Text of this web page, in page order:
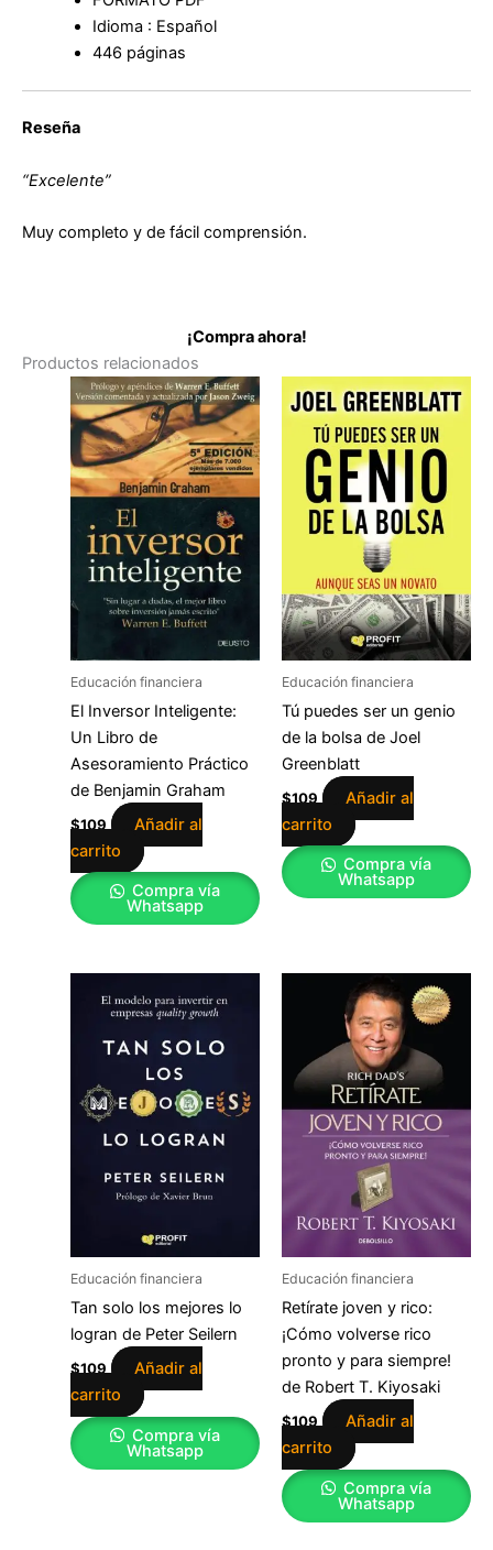
Idioma : Español
446 páginas
Reseña
“Excelente”
Muy completo y de fácil comprensión.
¡Compra ahora!
Productos relacionados
Educación financiera
El Inversor Inteligente:
Un Libro de
Asesoramiento Práctico
de Benjamin Graham
$109
Añadir al
carrito
Compra vía
Whatsapp
Educación financiera
Tú puedes ser un genio
de la bolsa de Joel
Greenblatt
$109
Añadir al
carrito
Compra vía
Whatsapp
Educación financiera
Tan solo los mejores lo
logran de Peter Seilern
$109
Añadir al
carrito
Compra vía
Whatsapp
Educación financiera
Retírate joven y rico:
¡Cómo volverse rico
pronto y para siempre!
de Robert T. Kiyosaki
$109
Añadir al
carrito
Compra vía
Whatsapp